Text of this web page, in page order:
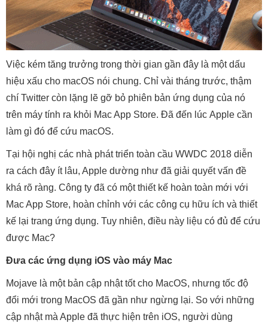
Việc kém tăng trưởng trong thời gian gần đây là một dấu
hiệu xấu cho macOS nói chung. Chỉ vài tháng trước, thậm
chí Twitter còn lặng lẽ gỡ bỏ phiên bản ứng dụng của nó
trên máy tính ra khỏi Mac App Store. Đã đến lúc Apple cần
làm gì đó để cứu macOS.
Tại hội nghị các nhà phát triển toàn cầu WWDC 2018 diễn
ra cách đây ít lâu, Apple dường như đã giải quyết vấn đề
khá rõ ràng. Công ty đã có một thiết kế hoàn toàn mới với
Mac App Store, hoàn chỉnh với các công cụ hữu ích và thiết
kế lại trang ứng dụng. Tuy nhiên, điều này liệu có đủ để cứu
được Mac?
Đưa các ứng dụng iOS vào máy Mac
Mojave là một bản cập nhật tốt cho MacOS, nhưng tốc độ
đổi mới trong MacOS đã gần như ngừng lại. So với những
cập nhật mà Apple đã thực hiện trên iOS, người dùng